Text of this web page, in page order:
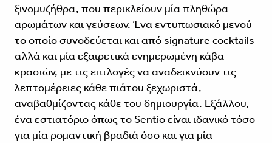
ξινομυζήθρα, που περικλείουν μία πληθώρα
αρωμάτων και γεύσεων. Ένα εντυπωσιακό μενού
το οποίο συνοδεύεται και από signature cocktails
αλλά και μία εξαιρετικά ενημερωμένη κάβα
κρασιών, με τις επιλογές να αναδεικνύουν τις
λεπτομέρειες κάθε πιάτου ξεχωριστά,
αναβαθμίζοντας κάθε του δημιουργία. Εξάλλου,
ένα εστιατόριο όπως το Sentio είναι ιδανικό τόσο
για μία ρομαντική βρα­διά όσο και για μία